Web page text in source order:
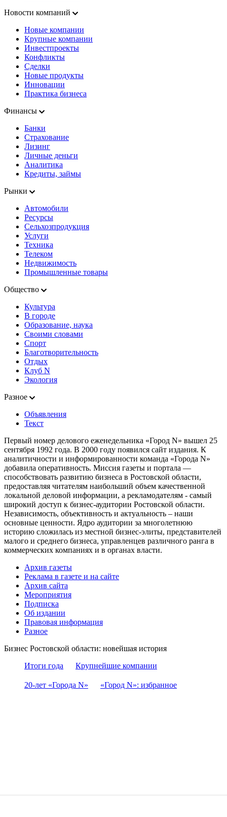
Новости компаний
Новые компании
Крупные компании
Инвестпроекты
Конфликты
Сделки
Новые продукты
Инновации
Практика бизнеса
Финансы
Банки
Страхование
Лизинг
Личные деньги
Аналитика
Кредиты, займы
Рынки
Автомобили
Ресурсы
Сельхозпродукция
Услуги
Техника
Телеком
Недвижимость
Промышленные товары
Общество
Культура
В городе
Образование, наука
Своими словами
Спорт
Благотворительность
Отдых
Клуб N
Экология
Разное
Объявления
Текст
Первый номер делового еженедельника «Город N» вышел 25
сентября 1992 года. В 2000 году появился сайт издания. К
аналитичности и информированности команда «Города N»
добавила оперативность. Миссия газеты и портала —
способствовать развитию бизнеса в Ростовской области,
предоставляя читателям наибольший объем качественной
локальной деловой информации, а рекламодателям - самый
широкий доступ к бизнес-аудитории Ростовской области.
Независимость, объективность и актуальность – наши
основные ценности. Ядро аудитории за многолетнюю
историю сложилась из местной бизнес-элиты, представителей
малого и среднего бизнеса, управленцев различного ранга в
коммерческих компаниях и в органах власти.
Архив газеты
Реклама в газете и на сайте
Архив сайта
Мероприятия
Подписка
Об издании
Правовая информация
Разное
Бизнес Ростовской области: новейшая история
Итоги года
Крупнейшие компании
20-лет «Города N» «Город N»: избранное